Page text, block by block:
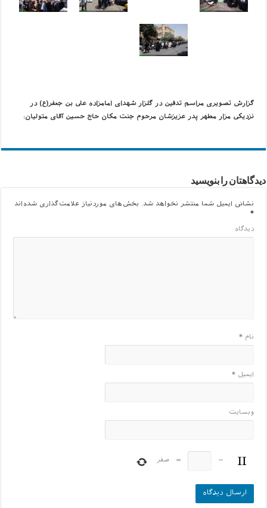
گزارش تصویری مراسم تدفین در گلزار شهدای امامزاده علی بن جعفر(ع) در
نزدیکی مزار مطهر پدر عزیزشان مرحوم جنت مکان حاج حسین آقای متولیان:
دیدگاهتان را بنویسید
نشانی ایمیل شما منتشر نخواهد شد. بخش‌های موردنیاز علامت‌گذاری شده‌اند
*
دیدگاه
نام*
ایمیل*
وبسایت
−
= صفر